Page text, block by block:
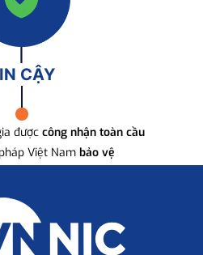
CẬY
được công nhận toàn cầu
Việt Nam bảo vệ